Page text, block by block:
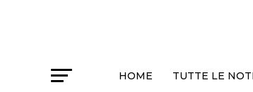
HOME TUTTE LE